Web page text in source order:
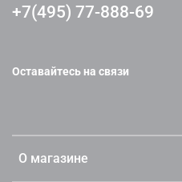
О магазине
+7(495) 77-888-69
Оставайтесь на связи